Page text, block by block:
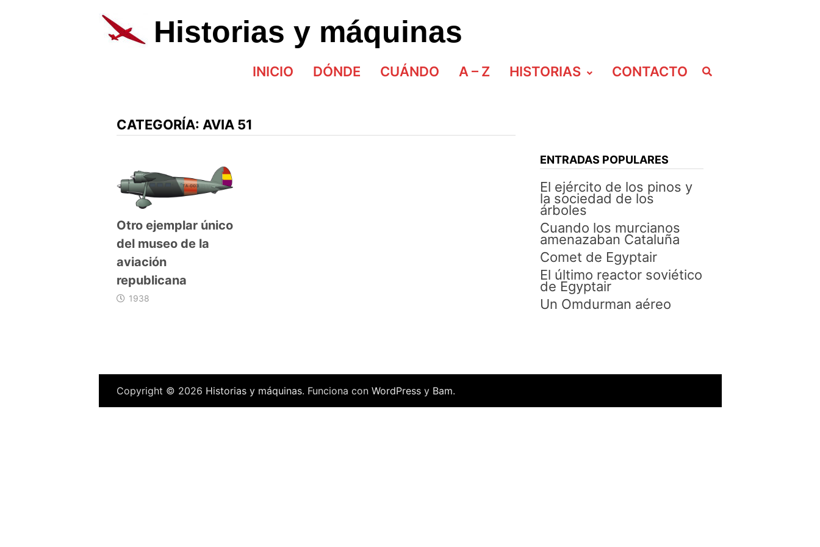
al
contenidoHistorias y máquinas
INICIO DÓNDE CUÁNDO A – Z HISTORIAS CONTACTO
CATEGORÍA: AVIA 51
Otro ejemplar único
del museo de la
aviación
republicana
1938
ENTRADAS POPULARES
El ejército de los pinos y
la sociedad de los
árboles
Cuando los murcianos
amenazaban Cataluña
Comet de Egyptair
El último reactor soviético
de Egyptair
Un Omdurman aéreo
Copyright © 2026 Historias y máquinas. Funciona con WordPressy Bam.